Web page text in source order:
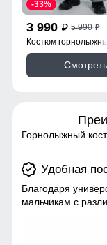
3 990 p 5 990p
-33%
Костюм
Смотреть
Горнолыжный
Удобная
Благодаря
мальчикам с